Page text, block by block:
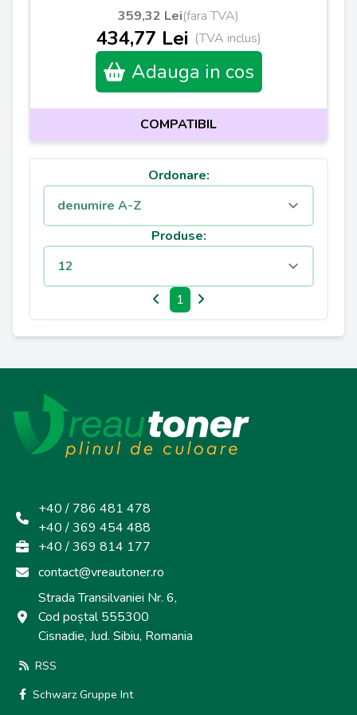
359,32 Lei(fara TVA)
434,77 Lei (TVA inclus)
Adauga in cos
COMPATIBIL
Ordonare:
Produse:
1
+40 / 786 481 478
+40 / 369 454 488
+40 / 369 814 177
contact@vreautoner.ro
Strada Transilvaniei Nr. 6,
Cod poștal 555300
Cisnadie, Jud. Sibiu, Romania
RSS
Schwarz Gruppe Int